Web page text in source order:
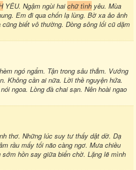
YÊU. Ngậm ngùi haichữ tình yêu. Mùa
Em đi qua chốn lạ lùng. Bờ xa ảo ảnh
biết vô thường. Dòng sông lối cũ dặm
ngó ngẩm. Tận trong sâu thẳm. Vướng
Không cần ai nữa. Lời thề nguyện hứa.
ngoa. Lòng đà chai sạn. Nên hoài ngao
thơ. Những lúc suy tư thấy dật dờ. Dạ
rầu mấy tối não càng ngơ. Mưa chiều
hồn say giữa biển chờ. Lặng lẽ mình